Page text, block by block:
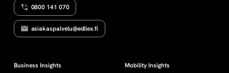
e
0800 141 070
asiakaspalvelu@edilex.fi
Business Insights
Mobility Insights